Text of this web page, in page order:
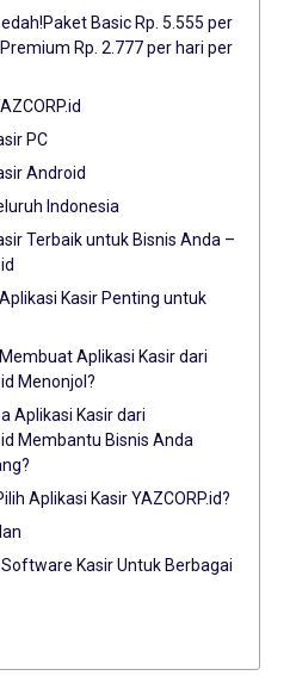
Basic Rp. 5.555 per
Rp. 2.777 per hari per
PC
Android
Indonesia
Terbaik untuk Bisnis Anda –
Kasir Penting untuk
Aplikasi Kasir dari
Menonjol?
Aplikasi Kasir dari
Membantu Bisnis Anda
Aplikasi Kasir YAZCORP.id?
Kasir Untuk Berbagai